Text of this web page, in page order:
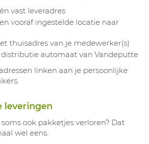
vast leveradres
vooraf ingestelde locatie naar
thuisadres van je medewerker(s)
automaat van Vandeputte
linken aan je persoonlijke
leveringen
ook pakketjes verloren? Dat
wel eens.